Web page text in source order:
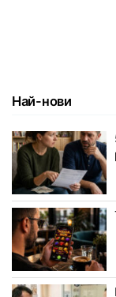
Най-нови